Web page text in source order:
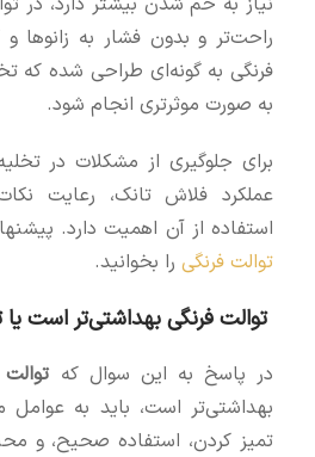
راحت‌تر و بدون فشار به زانوها
فرنگی به گونه‌ای طراحی شده که
به صورت موثرتری انجام شود.
برای جلوگیری از مشکلات در
عملکرد فلاش تانک، رعایت
استفاده از آن اهمیت دارد.
توالت فرنگی را بخوانید.
توالت فرنگی بهداشتی‌تر است یا
در پاسخ به این سوال که
بهداشتی‌تر است، باید به
تمیز کردن، استفاده صحیح، و